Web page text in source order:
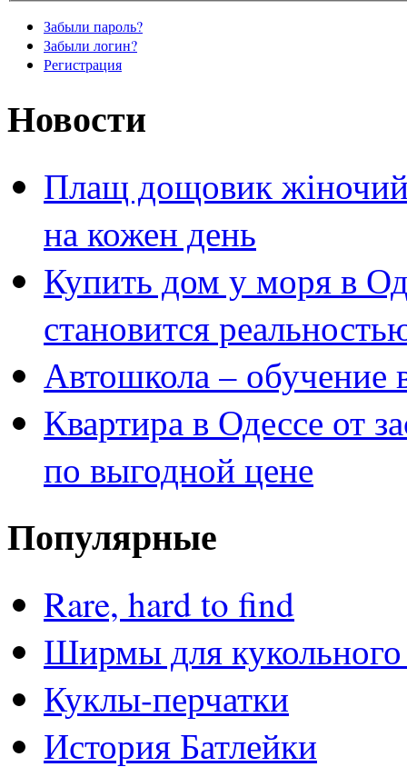
Забыли пароль?
Забыли логин?
Регистрация
Новости
Плащ дощовик
на кожен день
Купить дом у моря в
становится
Автошкола – обучение
Квартира в Одессе от
по выгодной цене
Популярные
Rare, hard to find
Ширмы для кукольного
Куклы-перчатки
История Батлейки